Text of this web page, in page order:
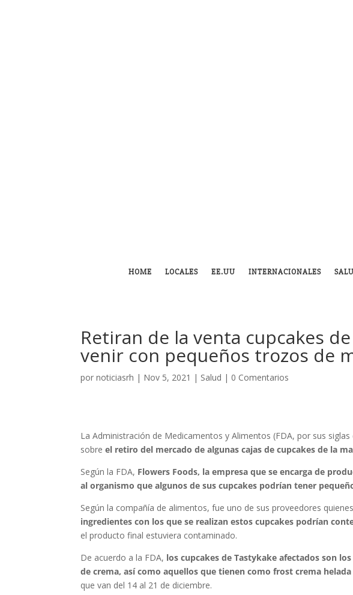
HOME LOCALES EE.UU INTERNACIONALES
Retiran de la venta cupcakes
venir con pequeños trozos de
pornoticiasrh | Nov 5, 2021 | Salud | 0 Comentarios
La Administración de Medicamentos y Alimentos (FDA, por sus
sobreel retiro del mercado de algunas cajas de cupcakes de la
Según la FDA, Flowers Foods, la empresa que se encarga de
al organismo que algunos de sus cupcakes podrían tener
Según la compañía de alimentos, fue uno de sus proveedores
ingredientes con los que se realizan estos cupcakes podrían
el producto final estuviera contaminado.
De acuerdo a la FDA, los cupcakes de Tastykake afectados son
de crema, así como aquellos que tienen como frost crema
que van del 14 al 21 de diciembre.